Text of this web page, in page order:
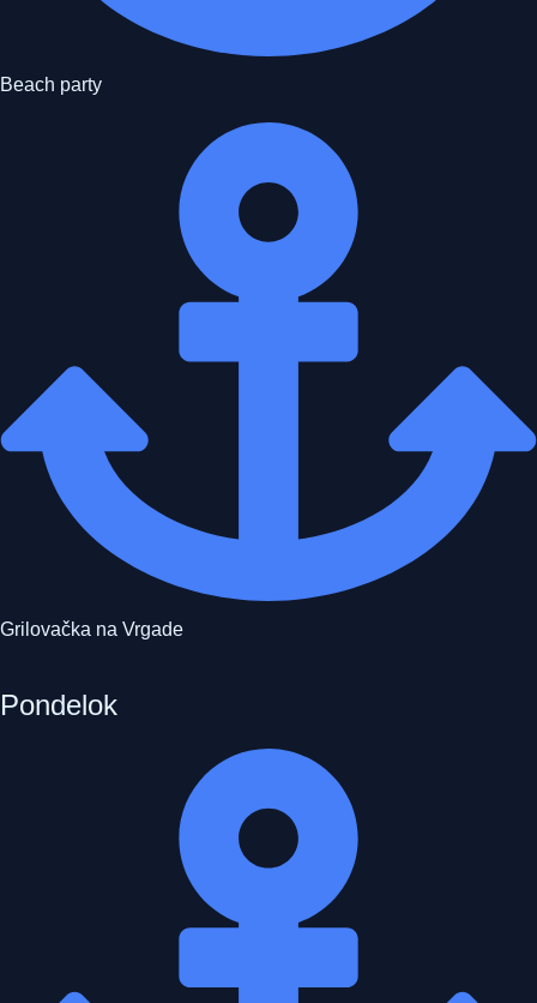
Beach party
Grilovačka na Vrgade
Pondelok